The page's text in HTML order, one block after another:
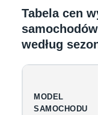
Tabela cen
według
MODEL
SAMOCHODU